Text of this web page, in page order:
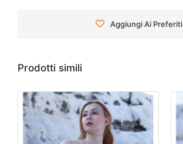
Aggiungi Ai Preferiti
Prodotti simili